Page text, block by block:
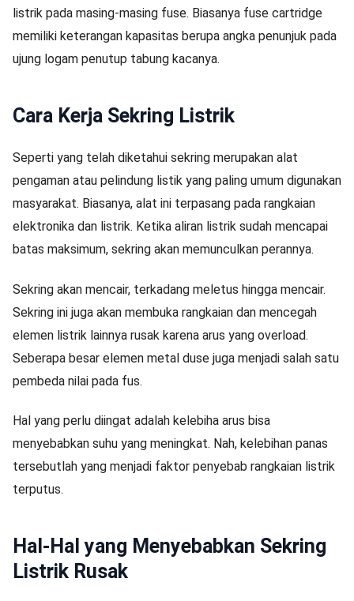
listrik pada masing-masing fuse. Biasanya fuse cartridge
memiliki keterangan kapasitas berupa angka penunjuk pada
ujung logam penutup tabung kacanya.
Cara Kerja Sekring Listrik
Seperti yang telah diketahui sekring merupakan alat
pengaman atau pelindung listik yang paling umum digunakan
masyarakat. Biasanya, alat ini terpasang pada rangkaian
elektronika dan listrik. Ketika aliran listrik sudah mencapai
batas maksimum, sekring akan memunculkan perannya.
Sekring akan mencair, terkadang meletus hingga mencair.
Sekring ini juga akan membuka rangkaian dan mencegah
elemen listrik lainnya rusak karena arus yang overload.
Seberapa besar elemen metal duse juga menjadi salah satu
pembeda nilai pada fus.
Hal yang perlu diingat adalah kelebiha arus bisa
menyebabkan suhu yang meningkat. Nah, kelebihan panas
tersebutlah yang menjadi faktor penyebab rangkaian listrik
terputus.
Hal-Hal yang Menyebabkan Sekring
Listrik Rusak